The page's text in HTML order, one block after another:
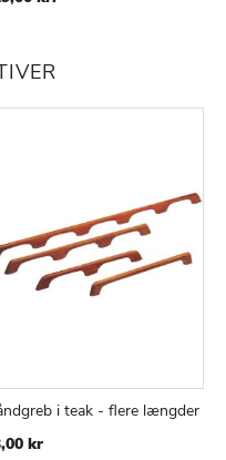
TIL
TILFØJ
i teak - flere længder
kr